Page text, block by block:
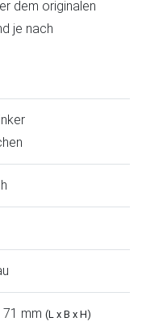
dem originalen
je nach
mm (L x B x H)